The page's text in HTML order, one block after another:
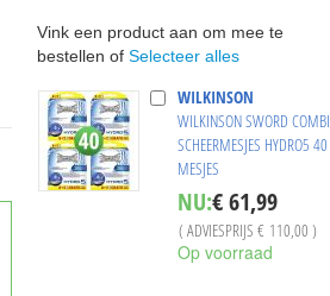
Vink een product aan om mee te
bestellen of Selecteer alles
WILKINSON
WILKINSON SWORD COMBI
SCHEERMESJES HYDRO5 40
MESJES
NU:Special
Price
€ 61,99
( ADVIESPRIJS € 110,00 )
Op voorraad